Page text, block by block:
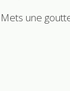
Mets une